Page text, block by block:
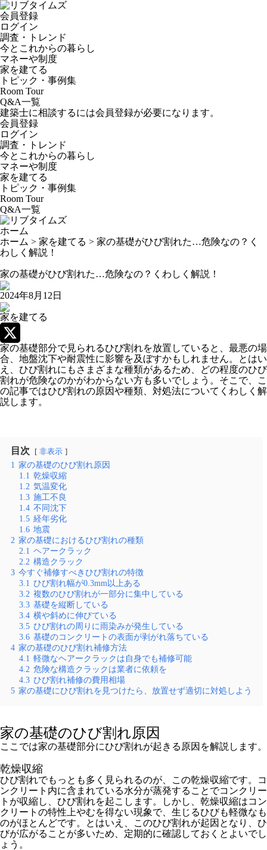
会員登録
ログイン
調査・トレンド
今とこれからの暮らし
マネーや制度
家を建てる
トピック・事例集
Room Tour
Q&A一覧
建築士に相談するには会員登録が必要になります。
会員登録
ログイン
調査・トレンド
今とこれからの暮らし
マネーや制度
家を建てる
トピック・事例集
Room Tour
Q&A一覧
ホーム
ホーム > 家を建てる > 家の基礎がひび割れた…危険なの？く
わしく解説！
家の基礎がひび割れた…危険なの？くわしく解説！
2024年8月12日
家を建てる
X
家の基礎部分で見られるひび割れを放置していると、最悪の場
合、地盤沈下や耐震性に影響を及ぼすかもしれません。とはい
え、ひび割れにもさまざまな種類があるため、どの程度のひび
割れが危険なのかがわからない方も多いでしょう。そこで、こ
の記事ではひび割れの原因や種類、対処法についてくわしく解
説します。
目次 非表示
1 家の基礎のひび割れ原因
1.1 乾燥収縮
1.2 気温変化
1.3 施工不良
1.4 不同沈下
1.5 経年劣化
1.6 地震
2 家の基礎におけるひび割れの種類
2.1 ヘアークラック
2.2 構造クラック
3 今すぐ補修すべきひび割れの特徴
3.1 ひび割れ幅が0.3mm以上ある
3.2 複数のひび割れが一部分に集中している
3.3 基礎を縦断している
3.4 横や斜めに伸びている
3.5 ひび割れの周りに雨染みが発生している
3.6 基礎のコンクリートの表面が剥がれ落ちている
4 家の基礎のひび割れ補修方法
4.1 軽微なヘアークラックは自身でも補修可能
4.2 危険な構造クラックは業者に依頼を
4.3 ひび割れ補修の費用相場
5 家の基礎にひび割れを見つけたら、放置せず適切に対処しよう
家の基礎のひび割れ原因
ここでは家の基礎部分にひび割れが起きる原因を解説します。
乾燥収縮
ひび割れでもっとも多く見られるのが、この乾燥収縮です。コ
ンクリート内に含まれている水分が蒸発することでコンクリー
トが収縮し、ひび割れを起こします。しかし、乾燥収縮はコン
クリートの特性上やむを得ない現象で、生じるひびも軽微なも
のがほとんどです。とはいえ、このひび割れが起因となり、ひ
びが広がることが多いため、定期的に確認しておくとよいでし
ょう。